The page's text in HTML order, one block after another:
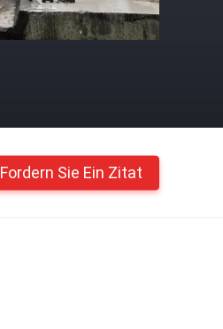
Fordern Sie Ein Zitat